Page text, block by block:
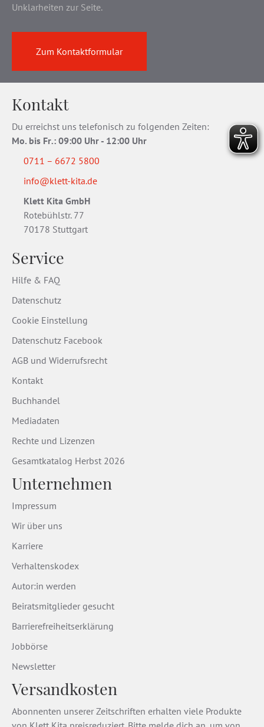
Unklarheiten zur Seite.
Zum Kontaktformular
Kontakt
Du erreichst uns telefonisch zu folgenden Zeiten:
Mo. bis Fr.: 09:00 Uhr - 12:00 Uhr
0711 – 6672 5800
info@klett-kita.de
Klett Kita GmbH
Rotebühlstr. 77
70178 Stuttgart
Service
Hilfe & FAQ
Datenschutz
Cookie Einstellung
Datenschutz Facebook
AGB und Widerrufsrecht
Kontakt
Buchhandel
Mediadaten
Rechte und Lizenzen
Gesamtkatalog Herbst 2026
Unternehmen
Impressum
Wir über uns
Karriere
Verhaltenskodex
Autor:in werden
Beiratsmitglieder gesucht
Barrierefreiheitserklärung
Jobbörse
Newsletter
Versandkosten
Abonnenten unserer Zeitschriften erhalten viele Produkte